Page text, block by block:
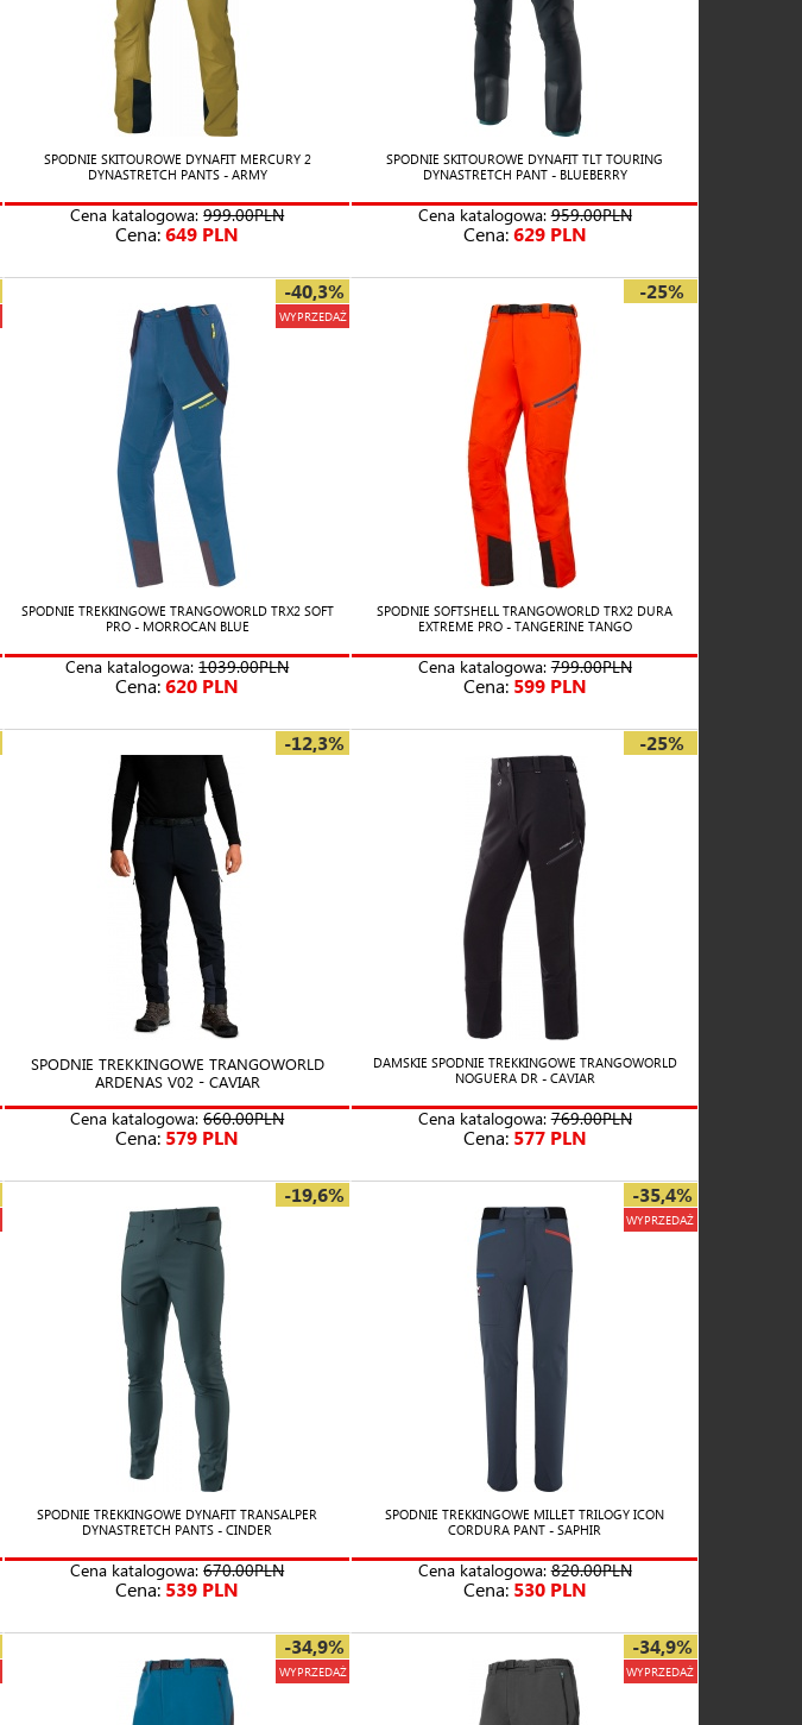
SPODNIE SKITOUROWE DYNAFIT MERCURY 2
DYNASTRETCH PANTS - ARMY
Cena katalogowa:999.00PLN
Cena:649 PLN
SPODNIE SKITOUROWE DYNAFIT TLT TOURING
DYNASTRETCH PANT - BLUEBERRY
Cena katalogowa:959.00PLN
Cena:629 PLN
-40,3%
WYPRZEDAŻ
SPODNIE TREKKINGOWE TRANGOWORLD TRX2 SOFT
PRO - MORROCAN BLUE
Cena katalogowa:1039.00PLN
Cena:620 PLN
-25%
SPODNIE SOFTSHELL TRANGOWORLD TRX2 DURA
EXTREME PRO - TANGERINE TANGO
Cena katalogowa:799.00PLN
Cena: 599 PLN
-12,3%
SPODNIE TREKKINGOWE TRANGOWORLD
ARDENAS V02 - CAVIAR
Cena katalogowa:660.00PLN
Cena: 579 PLN
-25%
DAMSKIE SPODNIE TREKKINGOWE TRANGOWORLD
NOGUERA DR - CAVIAR
Cena katalogowa:769.00PLN
Cena: 577 PLN
-19,6%
SPODNIE TREKKINGOWE DYNAFIT TRANSALPER
DYNASTRETCH PANTS - CINDER
Cena katalogowa:670.00PLN
Cena: 539 PLN
-35,4%
WYPRZEDAŻ
SPODNIE TREKKINGOWE MILLET TRILOGY ICON
CORDURA PANT - SAPHIR
Cena katalogowa:820.00PLN
Cena: 530 PLN
-34,9%
WYPRZEDAŻ
-34,9%
WYPRZEDAŻ